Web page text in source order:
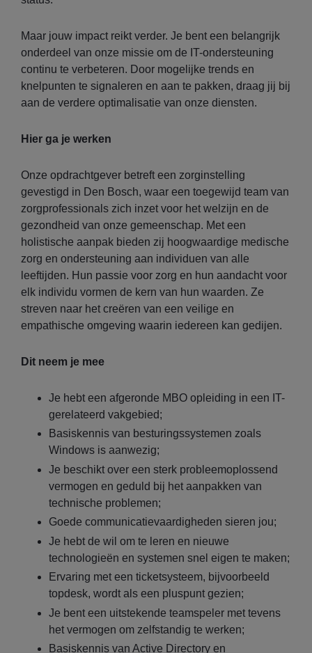
Maar jouw impact reikt verder. Je bent een belangrijk
onderdeel van onze missie om de IT-ondersteuning
continu te verbeteren. Door mogelijke trends en
knelpunten te signaleren en aan te pakken, draag jij bij
aan de verdere optimalisatie van onze diensten.
Hier ga je werken
Onze opdrachtgever betreft een zorginstelling
gevestigd in Den Bosch, waar een toegewijd team van
zorgprofessionals zich inzet voor het welzijn en de
gezondheid van onze gemeenschap. Met een
holistische aanpak bieden zij hoogwaardige medische
zorg en ondersteuning aan individuen van alle
leeftijden. Hun passie voor zorg en hun aandacht voor
elk individu vormen de kern van hun waarden. Ze
streven naar het creëren van een veilige en
empathische omgeving waarin iedereen kan gedijen.
Dit neem je mee
Je hebt een afgeronde MBO opleiding in een IT-
gerelateerd vakgebied;
Basiskennis van besturingssystemen zoals
Windows is aanwezig;
Je beschikt over een sterk probleemoplossend
vermogen en geduld bij het aanpakken van
technische problemen;
Goede communicatievaardigheden sieren jou;
Je hebt de wil om te leren en nieuwe
technologieën en systemen snel eigen te maken;
Ervaring met een ticketsysteem, bijvoorbeeld
topdesk, wordt als een pluspunt gezien;
Je bent een uitstekende teamspeler met tevens
het vermogen om zelfstandig te werken;
Basiskennis van Active Directory en